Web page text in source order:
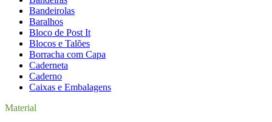
Bandeirolas
Baralhos
Bloco de Post It
Blocos e Talões
Borracha com Capa
Caderneta
Caderno
Caixas e Embalagens
Material